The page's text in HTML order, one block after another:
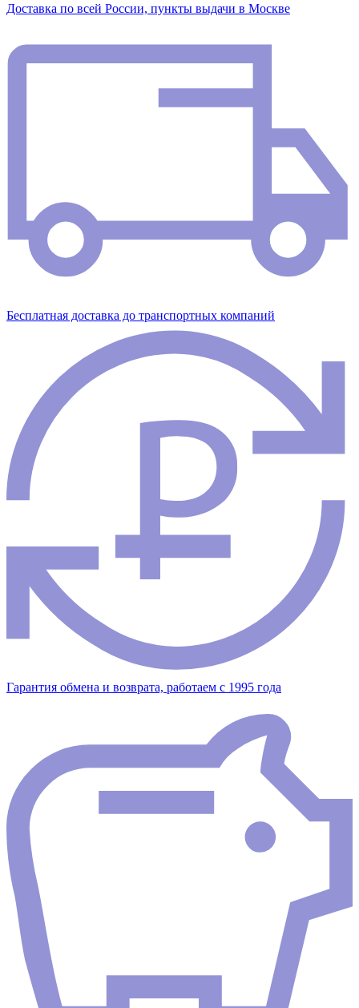
Доставка по всей России, пункты выдачи в Москве
Бесплатная доставка до транспортных компаний
Гарантия обмена и возврата, работаем с 1995 года